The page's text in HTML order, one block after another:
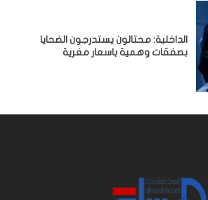
الداخلية: محتالون يستدرجون الضحايا
بصفقات وهمية باسعار مغرية